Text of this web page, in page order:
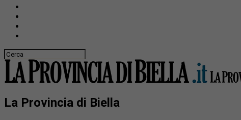
La Provincia di Biella